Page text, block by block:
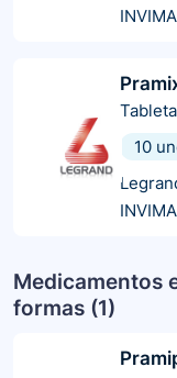
10
Medicamentos
formas (1)